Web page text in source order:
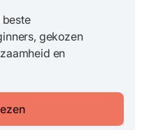
beste
gekozen
en